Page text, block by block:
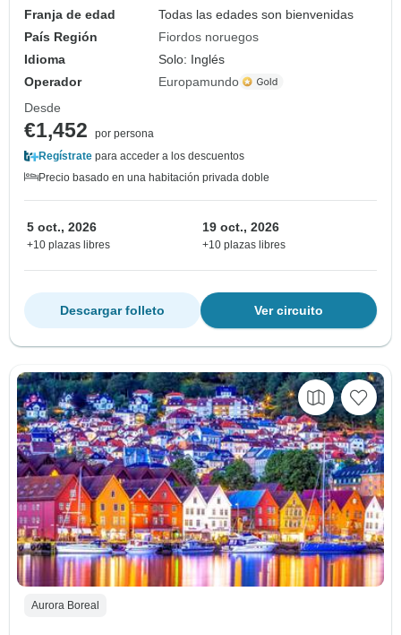
Franja de edad
Todas las edades son bienvenidas
País Región
Fiordos noruegos
Idioma
Solo: Inglés
Operador
Europamundo
Desde
€1,452
por persona
Regístrate para acceder a los descuentos
Precio basado en una habitación privada doble
5 oct., 2026
+10 plazas libres
19 oct., 2026
+10 plazas libres
Ver circuito
Descargar folleto
Aurora Boreal